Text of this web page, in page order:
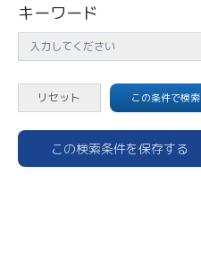
キーワード
この条件で検索
この検索条件を保存する